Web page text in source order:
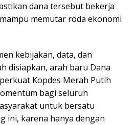
dana tersebut bekerja
memutar roda ekonomi
kebijakan, data, dan
disiapkan, arah baru Dana
Kopdes Merah Putih
bagi seluruh
untuk bersatu
ini, karena hanya dengan